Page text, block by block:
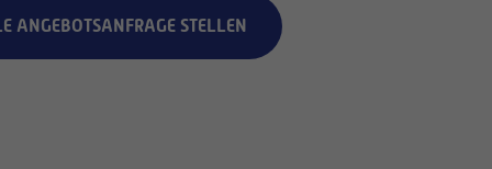
ANGEBOTSANFRAGE STELLEN